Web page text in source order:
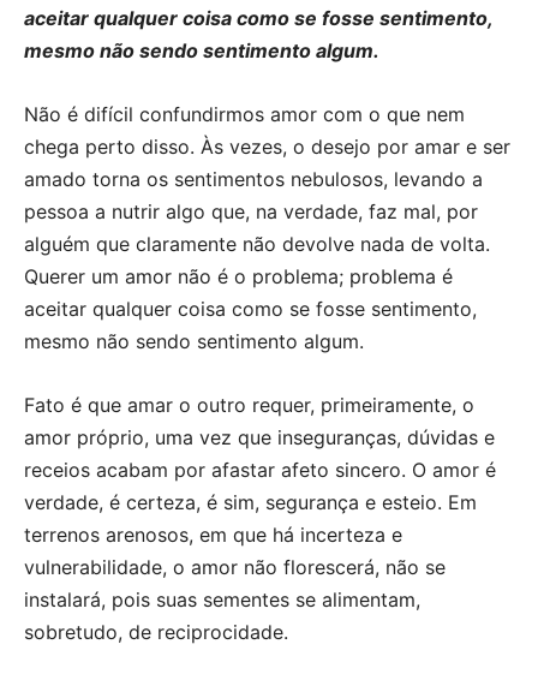
aceitar qualquer coisa como se fosse sentimento,
mesmo não sendo sentimento algum.
Não é difícil confundirmos amor com o que nem
chega perto disso. Às vezes, o desejo por amar e ser
amado torna os sentimentos nebulosos, levando a
pessoa a nutrir algo que, na verdade, faz mal, por
alguém que claramente não devolve nada de volta.
Querer um amor não é o problema; problema é
aceitar qualquer coisa como se fosse sentimento,
mesmo não sendo sentimento algum.
Fato é que amar o outro requer, primeiramente, o
amor próprio, uma vez que inseguranças, dúvidas e
receios acabam por afastar afeto sincero. O amor é
verdade, é certeza, é sim, segurança e esteio. Em
terrenos arenosos, em que há incerteza e
vulnerabilidade, o amor não florescerá, não se
instalará, pois suas sementes se alimentam,
sobretudo, de reciprocidade.